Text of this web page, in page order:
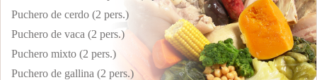
Puchero de cerdo (2 pers.)
Puchero de vaca (2 pers.)
Puchero mixto (2 pers.)
Puchero de gallina (2 pers.)